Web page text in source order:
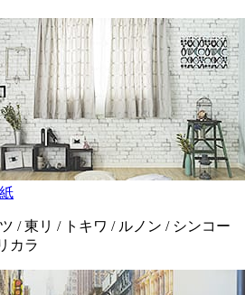
/ 東リ / トキワ / ルノン / シンコー
カラ